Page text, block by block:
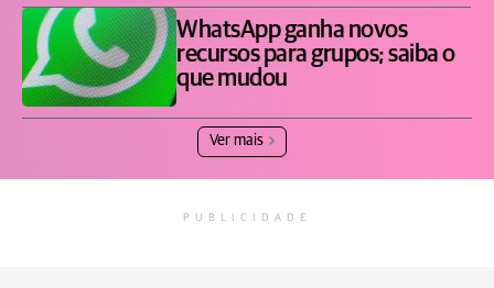
WhatsApp ganha novos
recursos para grupos; saiba o
que mudou
Ver mais
PUBLICIDADE